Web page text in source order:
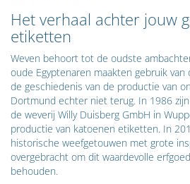
Het verhaal achter jouw
etiketten
Weven behoort tot de oudste
oude Egyptenaren maakten gebruik van
de geschiedenis van de productie van
Dortmund echter niet terug. In 1986
de weverij Willy Duisberg GmbH in
productie van katoenen etiketten. In
historische weefgetouwen met grote
overgebracht om dit waardevolle
behouden.